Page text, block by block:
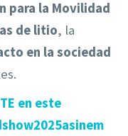
para la Movilidad
de litio, la
en la sociedad
en este